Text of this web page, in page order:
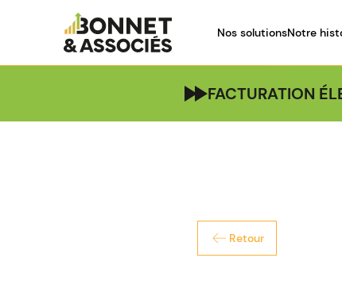
Nos solutionsNotre
FACTURATION
Retour